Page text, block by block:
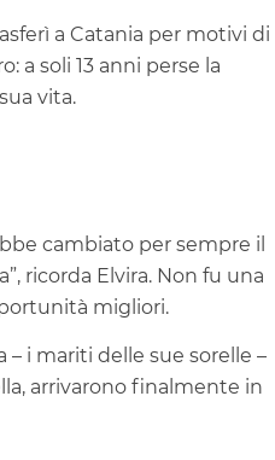
a Catania per motivi di
a soli 13 anni perse la
vita.
cambiato per sempre il
ricorda Elvira. Non fu una
migliori.
– i mariti delle sue sorelle –
arrivarono finalmente in